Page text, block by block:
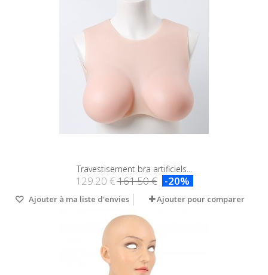
Travestisement bra artificiels...
129.20 €161.50 € -20%
Ajouter à ma liste d'envies Ajouter pour comparer